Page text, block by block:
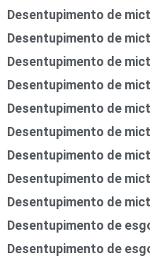
Desentupimento de
Desentupimento de
Desentupimento de
Desentupimento de
Desentupimento de
Desentupimento de
Desentupimento de
Desentupimento de
Desentupimento de
Desentupimento de
Desentupimento de